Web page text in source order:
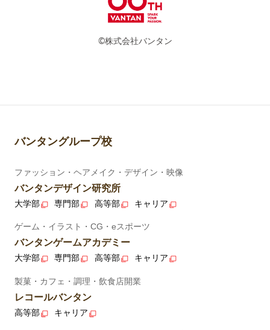
©株式会社バンタン
バンタングループ校
ファッション・ヘアメイク・デザイン・映像
バンタンデザイン研究所
大学部 専門部 高等部 キャリア
ゲーム・イラスト・CG・eスポーツ
バンタンゲームアカデミー
大学部 専門部 高等部 キャリア
製菓・カフェ・調理・飲食店開業
レコールバンタン
高等部 キャリア